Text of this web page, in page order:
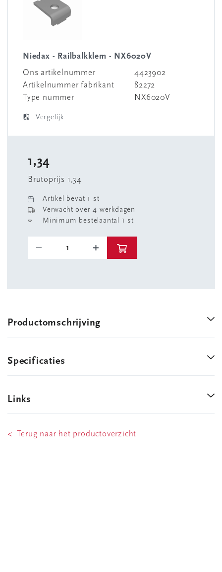
Niedax - Railbalkklem - NX6020V
Ons artikelnummer
4423902
Artikelnummer fabrikant
82272
Type nummer
NX6020V
Vergelijk
1,34
Brutoprijs 1,34
Artikel bevat 1 st
Verwacht over 4 werkdagen
Minimum bestelaantal 1 st
Productomschrijving
Specificaties
Links
< Terug naar het productoverzicht